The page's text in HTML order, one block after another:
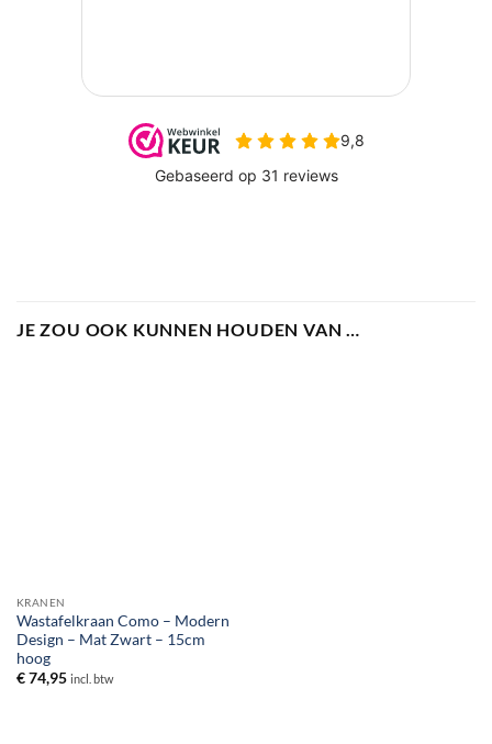
JE ZOU OOK KUNNEN HOUDEN VAN …
KRANEN
Wastafelkraan Como – Modern
Design – Mat Zwart – 15cm
hoog
€74,95 incl. btw